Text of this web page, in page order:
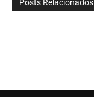
Posts Relacionados